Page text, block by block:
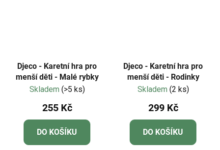
Djeco - Karetní hra pro
menší děti - Malé rybky
Skladem (>5 ks)
255 Kč
DO KOŠÍKU
Djeco - Karetní hra pro
menší děti - Rodinky
Skladem (2 ks)
299 Kč
DO KOŠÍKU